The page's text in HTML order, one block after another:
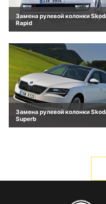
Замена рулевой колонки
Rapid
Замена рулевой колонки
Superb